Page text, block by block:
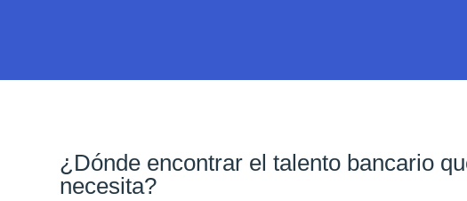
¿Dónde encontrar el talento bancario
necesita?